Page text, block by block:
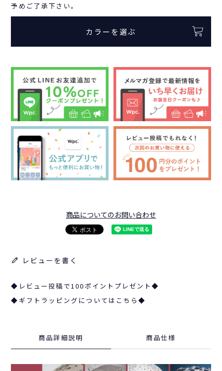
予めご了承下さい。
カラーを選ぶ
商品についてのお問い合わせ
レビューを書く
◆レビュー投稿で100ポイントプレゼント◆
◆ギフトラッピングについてはこちら◆
商品詳細説明 商品仕様